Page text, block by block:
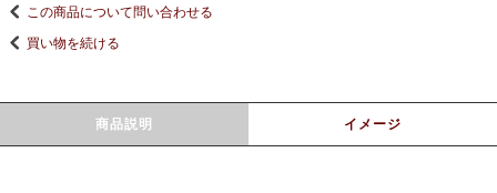
この商品について問い合わせる
買い物を続ける
商品説明 イメージ